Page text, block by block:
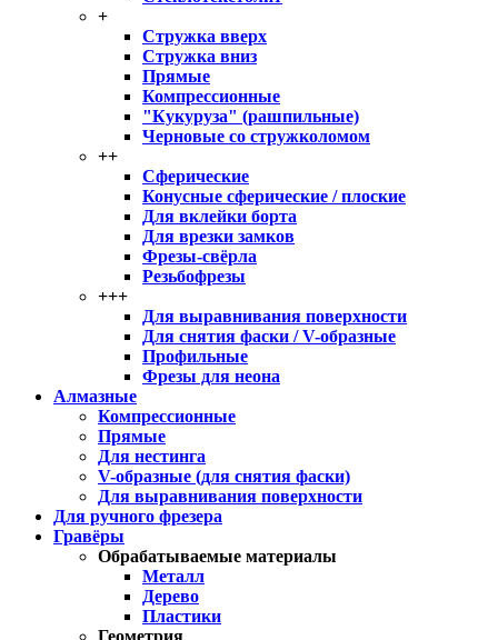
+
Стружка вверх
Стружка вниз
Прямые
Компрессионные
"Кукуруза" (рашпильные)
Черновые со стружколомом
++
Сферические
Конусные сферические / плоские
Для вклейки борта
Для врезки замков
Фрезы-свёрла
Резьбофрезы
+++
Для выравнивания поверхности
Для снятия фаски / V-образные
Профильные
Фрезы для неона
Алмазные
Компрессионные
Прямые
Для нестинга
V-образные (для снятия фаски)
Для выравнивания поверхности
Для ручного фрезера
Гравёры
Обрабатываемые материалы
Металл
Дерево
Пластики
Геометрия